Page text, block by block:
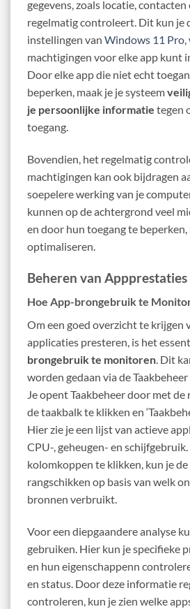
gegevens, zoals locatie,
regelmatig controleert. Dit kun je
instellingen van Windows 11 Pro,
machtigingen voor elke app kunt
Door elke app die niet echt
beperken, maak je je systeem
je persoonlijke informatie tegen
toegang.
Bovendien, het regelmatig
machtigingen kan ook bijdragen
soepelere werking van je
kunnen op de achtergrond veel
en door hun toegang te
optimaliseren.
Beheren van
Hoe App-brongebruik te
Om een goed overzicht te krijgen
applicaties presteren, is het
brongebruik te monitoren. Dit
worden gedaan via de Taakbeheer
Je opent Taakbeheer door met
de taakbalk te klikken en
Hier zie je een lijst van actieve
CPU-, geheugen- en
kolomkoppen te klikken, kun je
rangschikken op basis van welk
bronnen verbruikt.
Voor een diepgaandere analyse
gebruiken. Hier kun je specifieke
en hun eigenschappenn
en status. Door deze informatie
controleren, kun je zien welke